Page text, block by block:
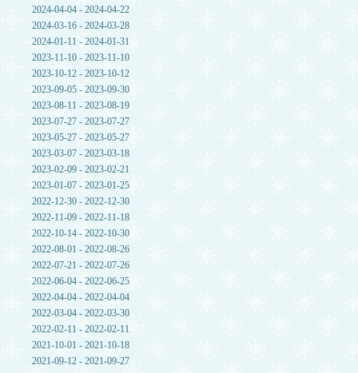
2024-04-04 - 2024-04-22
2024-03-16 - 2024-03-28
2024-01-11 - 2024-01-31
2023-11-10 - 2023-11-10
2023-10-12 - 2023-10-12
2023-09-05 - 2023-09-30
2023-08-11 - 2023-08-19
2023-07-27 - 2023-07-27
2023-05-27 - 2023-05-27
2023-03-07 - 2023-03-18
2023-02-09 - 2023-02-21
2023-01-07 - 2023-01-25
2022-12-30 - 2022-12-30
2022-11-09 - 2022-11-18
2022-10-14 - 2022-10-30
2022-08-01 - 2022-08-26
2022-07-21 - 2022-07-26
2022-06-04 - 2022-06-25
2022-04-04 - 2022-04-04
2022-03-04 - 2022-03-30
2022-02-11 - 2022-02-11
2021-10-01 - 2021-10-18
2021-09-12 - 2021-09-27